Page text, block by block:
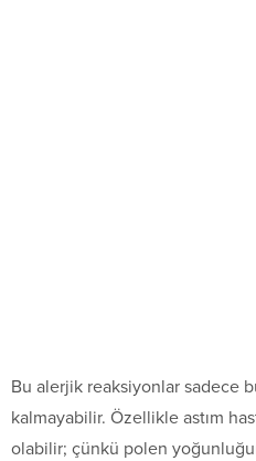
Bu alerjik reaksiyonlar sadece
kalmayabilir. Özellikle astım
olabilir; çünkü polen